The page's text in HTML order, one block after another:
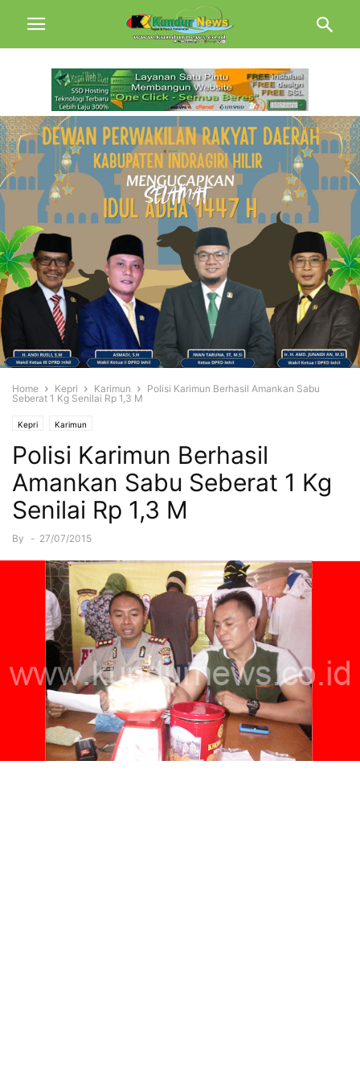
Home Kepri Karimun
Polisi Karimun Berhasil Amankan Sabu
Seberat 1 Kg Senilai Rp 1,3 M
Kepri Karimun
Polisi Karimun Berhasil
Amankan Sabu Seberat 1 Kg
Senilai Rp 1,3 M
By - 27/07/2015